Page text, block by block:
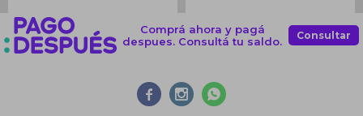
Comprá ahora y pagá
despues. Consultá tu saldo.
Consultar
  